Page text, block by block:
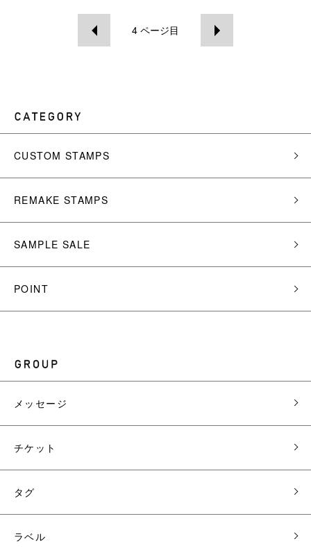
4 ページ目
CUSTOM STAMPS
REMAKE STAMPS
SAMPLE SALE
POINT
メッセージ
チケット
タグ
ラベル